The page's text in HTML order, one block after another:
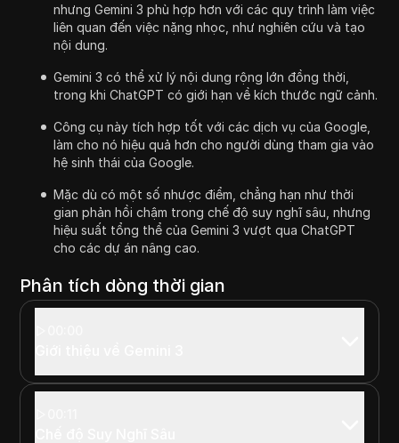
nhưng Gemini 3 phù hợp hơn với các quy trình làm việc
liên quan đến việc nặng nhọc, như nghiên cứu và tạo
nội dung.
Gemini 3 có thể xử lý nội dung rộng lớn đồng thời,
trong khi ChatGPT có giới hạn về kích thước ngữ cảnh.
Công cụ này tích hợp tốt với các dịch vụ của Google,
làm cho nó hiệu quả hơn cho người dùng tham gia vào
hệ sinh thái của Google.
Mặc dù có một số nhược điểm, chẳng hạn như thời
gian phản hồi chậm trong chế độ suy nghĩ sâu, nhưng
hiệu suất tổng thể của Gemini 3 vượt qua ChatGPT
cho các dự án nâng cao.
Phân tích dòng thời gian